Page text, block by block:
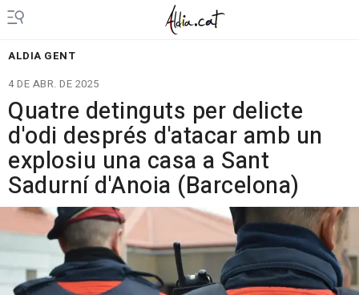
ALDIA GENT
4 DE ABR. DE 2025
Quatre detinguts per delicte
d'odi després d'atacar amb un
explosiu una casa a Sant
Sadurní d'Anoia (Barcelona)